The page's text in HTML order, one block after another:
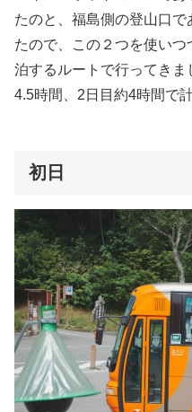
たのと、福島側の登山口
たので、この２つを使いつ
泊するルートで行ってき
4.5時間、2日目約4時間で
初日